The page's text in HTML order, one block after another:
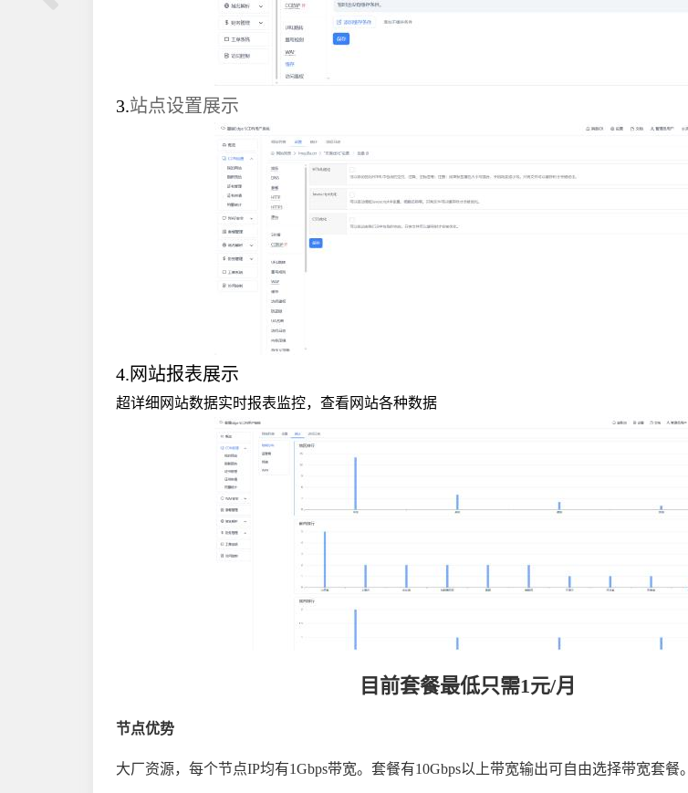
3.站点设置展示
4.网站报表展示
超详细网站数据实时报表监控，查看网站各种数据
目前套餐最低只需1元/月
节点优势
大厂资源，每个节点IP均有1Gbps带宽。套餐有10Gbps以上带宽输出可自由选择带宽套餐。